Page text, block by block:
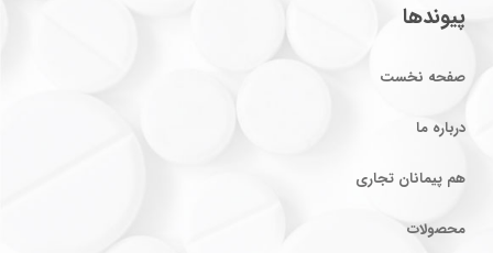
پیوندها
صفحه نخست
درباره ما
هم پیمانان تجاری
محصولات